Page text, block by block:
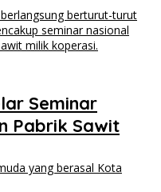
Seminar
Pabrik Sawit